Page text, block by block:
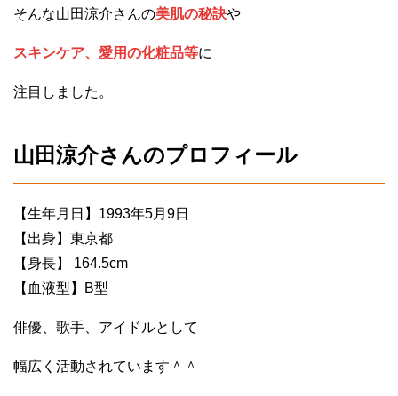
そんな山田涼介さんの美肌の秘訣や
スキンケア、愛用の化粧品等に
注目しました。
山田涼介さんのプロフィール
【生年月日】1993年5月9日
【出身】東京都
【身長】 164.5cm
【血液型】B型
俳優、歌手、アイドルとして
幅広く活動されています＾＾